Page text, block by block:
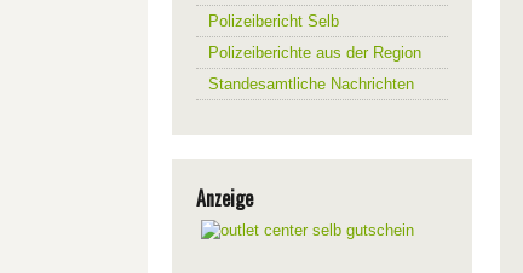
Polizeibericht Selb
Polizeiberichte aus der Region
Standesamtliche Nachrichten
Anzeige